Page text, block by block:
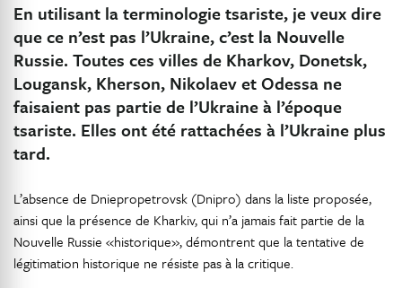
En utilisant la terminologie tsariste, je veux dire
que ce n’est pas l’Ukraine, c’est la Nouvelle
Russie. Toutes ces villes de Kharkov, Donetsk,
Lougansk, Kherson, Nikolaev et Odessa ne
faisaient pas partie de l’Ukraine à l’époque
tsariste. Elles ont été rattachées à l’Ukraine plus
tard.
L’absence de Dniepropetrovsk (Dnipro) dans la liste proposée,
ainsi que la présence de Kharkiv, qui n’a jamais fait partie de la
Nouvelle Russie «historique», démontrent que la tentative de
légitimation historique ne résiste pas à la critique.